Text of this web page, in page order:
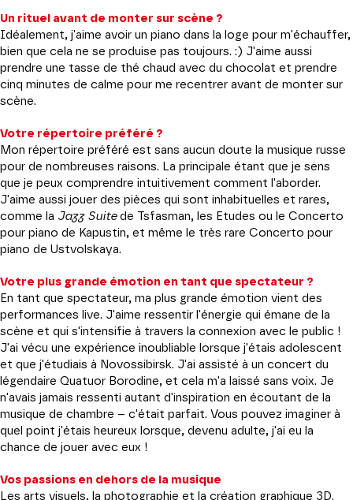
Un rituel avant de monter sur scène ?
Idéalement, j'aime avoir un piano dans la loge pour m'échauffer,
bien que cela ne se produise pas toujours. :) J'aime aussi
prendre une tasse de thé chaud avec du chocolat et prendre
cinq minutes de calme pour me recentrer avant de monter sur
scène.
Votre répertoire préféré ?
Mon répertoire préféré est sans aucun doute la musique russe
pour de nombreuses raisons. La principale étant que je sens
que je peux comprendre intuitivement comment l'aborder.
J'aime aussi jouer des pièces qui sont inhabituelles et rares,
comme la Jazz Suitede Tsfasman, les Etudes ou le Concerto
pour piano de Kapustin, et même le très rare Concerto pour
piano de Ustvolskaya.
Votre plus grande émotion en tant que spectateur ?
En tant que spectateur, ma plus grande émotion vient des
performances live. J'aime ressentir l'énergie qui émane de la
scène et qui s'intensifie à travers la connexion avec le public !
J'ai vécu une expérience inoubliable lorsque j'étais adolescent
et que j'étudiais à Novossibirsk. J'ai assisté à un concert du
légendaire Quatuor Borodine, et cela m'a laissé sans voix. Je
n'avais jamais ressenti autant d'inspiration en écoutant de la
musique de chambre – c'était parfait. Vous pouvez imaginer à
quel point j'étais heureux lorsque, devenu adulte, j'ai eu la
chance de jouer avec eux !
Vos passions en dehors de la musique
Les arts visuels, la photographie et la création graphique 3D.